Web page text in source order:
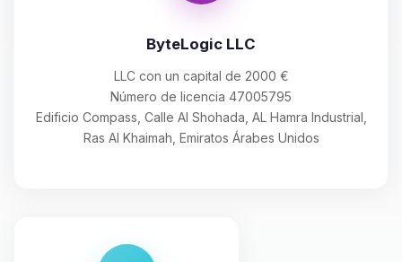
ByteLogic LLC
LLC con un capital de 2000 €
Número de licencia 47005795
Edificio Compass, Calle Al Shohada, AL Hamra Industrial,
Ras Al Khaimah, Emiratos Árabes Unidos
Yupi, por fin alguien con quien